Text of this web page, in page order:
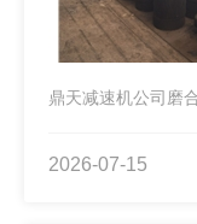
鼎天减速机公司磨
2026-07-15